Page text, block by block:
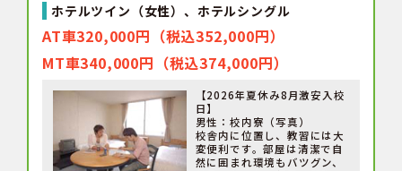
ホテルツイン（女性）、ホテルシングル
AT車320,000円（税込352,000円）
MT車340,000円（税込374,000円）
【2026年夏休み8月激安入校
日】
男性：校内寮（写真）
校舎内に位置し、教習には大
変便利です。部屋は清潔で自
然に囲まれ環境もバツグン、